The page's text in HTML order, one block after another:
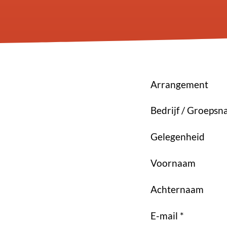
Arrangement
Bedrijf /
Gelegenheid
Voornaam
Achternaam
E-mail *